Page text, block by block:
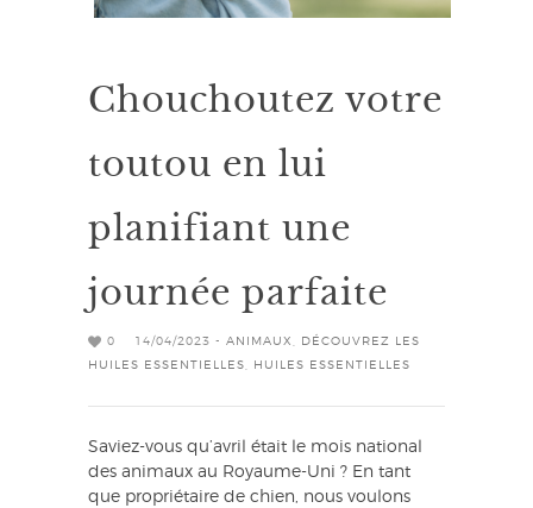
Chouchoutez votre
toutou en lui
planifiant une
journée parfaite
0 14/04/2023 - ANIMAUX
DÉCOUVREZ LES
HUILES ESSENTIELLES
HUILES ESSENTIELLES
Saviez-vous qu’avril était le mois national
des animaux au Royaume-Uni ? En tant
que propriétaire de chien, nous voulons